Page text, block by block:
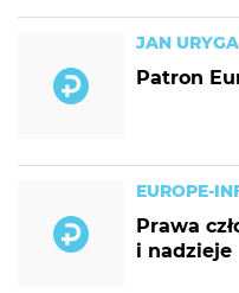
JAN URYGA
Patron
EUROPE-
Prawa
i nadzieje